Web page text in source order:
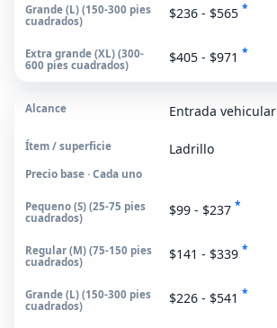
$236 - $565 *
$405 - $971 *
Entrada vehicular
Ladrillo
Precio base · Cada uno
$99 - $237 *
$141 - $339 *
$226 - $541 *